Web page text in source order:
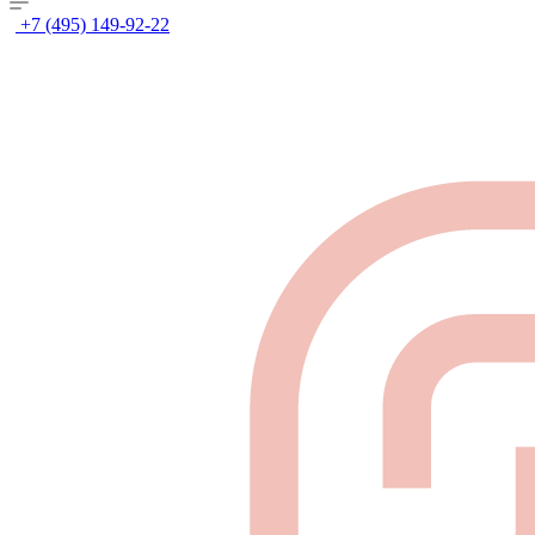
+7 (495) 149-92-22